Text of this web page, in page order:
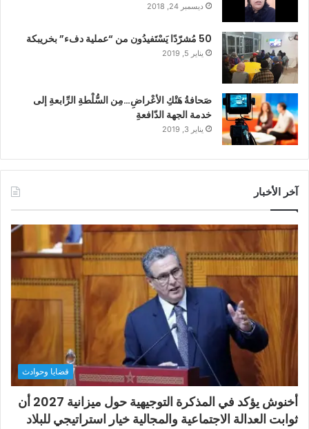
ديسمبر 24, 2018
50 مُشرّدًا يَسْتَفيدُون من “عملية دفء” بخريبكة
يناير 5, 2019
صَحافةُ هَتْكِ الأعْراضِ…مِن السُّلْطةِ الرِّابعةِ إلى
خدمة الجهة الدّافعةِ
يناير 3, 2019
آخر الأخبار
قضايا وحوادث
أخنوش يؤكد في المذكرة التوجيهية حول ميزانية 2027 أن
ثوابت العدالة الاجتماعية والمجالية خيار استراتيجي للبلاد